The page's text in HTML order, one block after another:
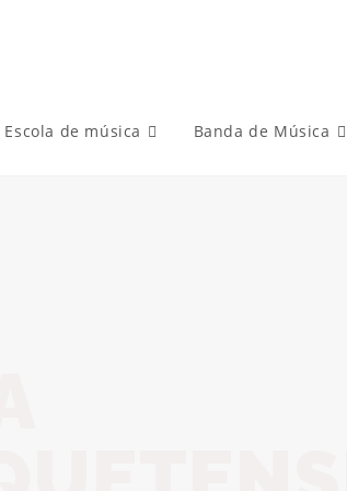
Escola de música Banda de Música